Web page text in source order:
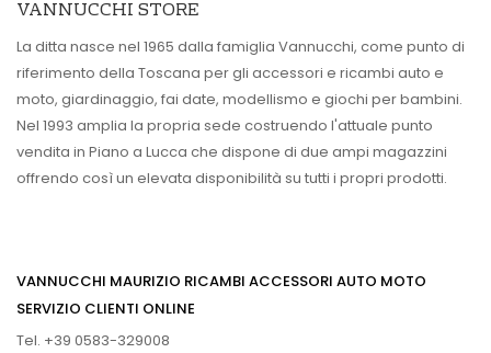
VANNUCCHI STORE
La ditta nasce nel 1965 dalla famiglia Vannucchi, come punto di
riferimento della Toscana per gli accessori e ricambi auto e
moto, giardinaggio, fai date, modellismo e giochi per bambini.
Nel 1993 amplia la propria sede costruendo l'attuale punto
vendita in Piano a Lucca che dispone di due ampi magazzini
offrendo così un elevata disponibilità su tutti i propri prodotti.
VANNUCCHI MAURIZIO RICAMBI ACCESSORI AUTO MOTO
SERVIZIO CLIENTI ONLINE
Tel. +39 0583-329008